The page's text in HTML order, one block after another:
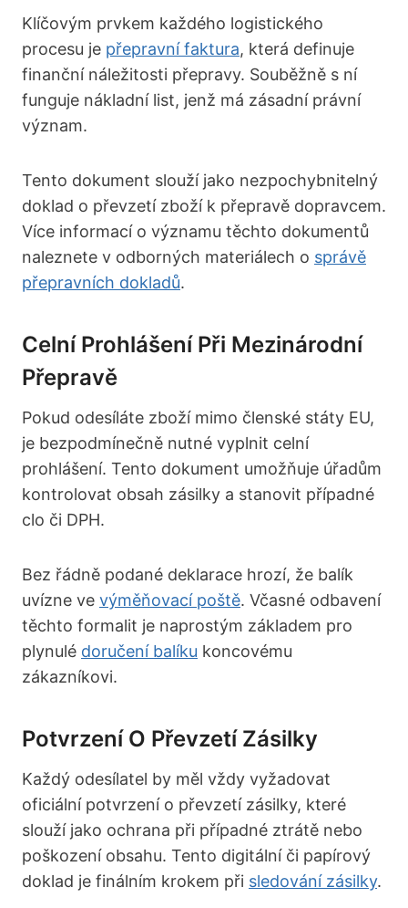
Klíčovým prvkem každého logistického
procesu je přepravní faktura, která definuje
finanční náležitosti přepravy. Souběžně s ní
funguje nákladní list, jenž má zásadní právní
význam.
Tento dokument slouží jako nezpochybnitelný
doklad o převzetí zboží k přepravě dopravcem.
Více informací o významu těchto dokumentů
naleznete v odborných materiálech o správě
přepravních dokladů.
Celní Prohlášení Při Mezinárodní
Přepravě
Pokud odesíláte zboží mimo členské státy EU,
je bezpodmínečně nutné vyplnit celní
prohlášení. Tento dokument umožňuje úřadům
kontrolovat obsah zásilky a stanovit případné
clo či DPH.
Bez řádně podané deklarace hrozí, že balík
uvízne ve výměňovací poště. Včasné odbavení
těchto formalit je naprostým základem pro
plynulé doručení balíku koncovému
zákazníkovi.
Potvrzení O Převzetí Zásilky
Každý odesílatel by měl vždy vyžadovat
oficiální potvrzení o převzetí zásilky, které
slouží jako ochrana při případné ztrátě nebo
poškození obsahu. Tento digitální či papírový
doklad je finálním krokem při sledování zásilky.